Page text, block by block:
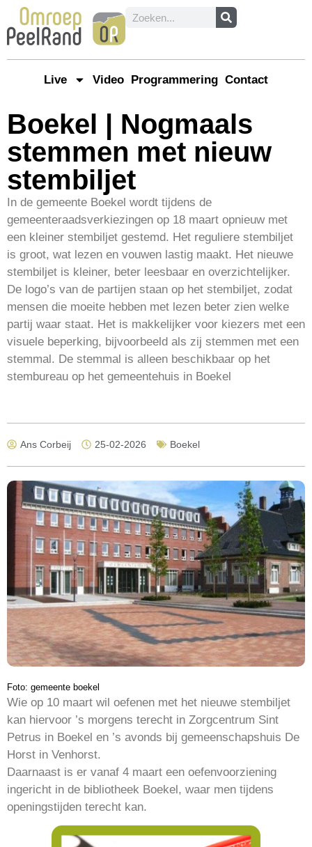
Live Video Programmering Contact
Boekel | Nogmaals
stemmen met nieuw
stembiljet
In de gemeente Boekel wordt tijdens de
gemeenteraadsverkiezingen op 18 maart opnieuw met
een kleiner stembiljet gestemd. Het reguliere stembiljet
is groot, wat lezen en vouwen lastig maakt. Het nieuwe
stembiljet is kleiner, beter leesbaar en overzichtelijker.
De logo’s van de partijen staan op het stembiljet, zodat
mensen die moeite hebben met lezen beter zien welke
partij waar staat. Het is makkelijker voor kiezers met een
visuele beperking, bijvoorbeeld als zij stemmen met een
stemmal. De stemmal is alleen beschikbaar op het
stembureau op het gemeentehuis in Boekel
Ans Corbeij 25-02-2026 Boekel
Foto: gemeente boekel
Wie op 10 maart wil oefenen met het nieuwe stembiljet
kan hiervoor ’s morgens terecht in Zorgcentrum Sint
Petrus in Boekel en ’s avonds bij gemeenschapshuis De
Horst in Venhorst.
Daarnaast is er vanaf 4 maart een oefenvoorziening
ingericht in de bibliotheek Boekel, waar men tijdens
openingstijden terecht kan.